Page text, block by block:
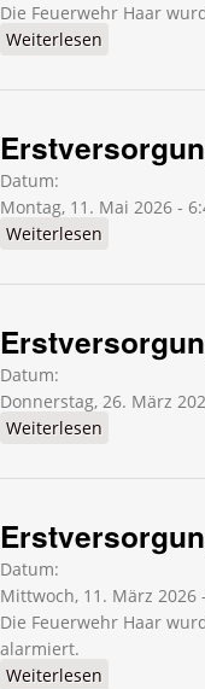
Die Feuerwehr Haar
Weiterlesen
Datum:
Montag, 11. Mai 2026 -
Weiterlesen
Datum:
Donnerstag, 26. März
Weiterlesen
Datum:
Mittwoch, 11. März 2026
Die Feuerwehr Haar
alarmiert.
Weiterlesen